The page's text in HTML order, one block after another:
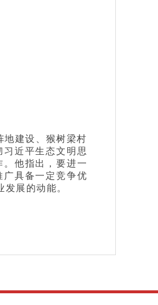
地建设、猴树梁村
近平生态文明思
他指出，要进一
广具备一定竞争优
展的动能。